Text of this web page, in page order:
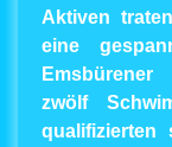
Aktiven
eine
zwölf
qualifizierten